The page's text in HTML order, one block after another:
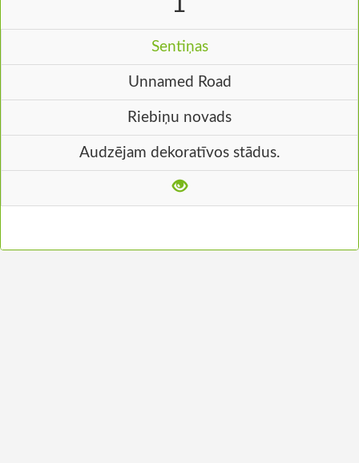
Sentiņas
Unnamed Road
Riebiņu novads
Audzējam dekoratīvos stādus.